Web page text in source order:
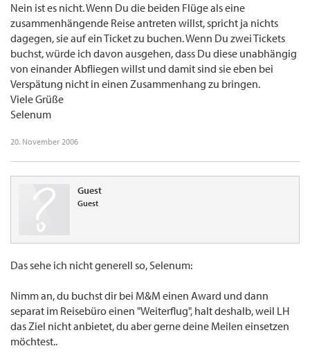
Der Wellensittich
Nein ist es nicht. Wenn Du die beiden Flüge als eine
zusammenhängende Reise antreten willst, spricht ja nichts
dagegen, sie auf ein Ticket zu buchen. Wenn Du zwei Tickets
buchst, würde ich davon ausgehen, dass Du diese unabhängig
von einander Abfliegen willst und damit sind sie eben bei
Verspätung nicht in einen Zusammenhang zu bringen.
Viele Grüße
Selenum
20. November 2006
Guest
Guest
Das sehe ich nicht generell so, Selenum:
Nimm an, du buchst dir bei M&M einen Award und dann
separat im Reisebüro einen "Weiterflug", halt deshalb, weil LH
das Ziel nicht anbietet, du aber gerne deine Meilen einsetzen
möchtest..